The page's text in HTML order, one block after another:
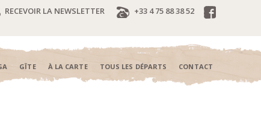
RECEVOIR LA NEWSLETTER +33 4 75 88 38 52
GÎTE À LA CARTE TOUS LES DÉPARTS CONTACT